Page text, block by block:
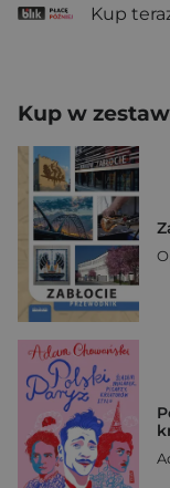
Kup
Kup w